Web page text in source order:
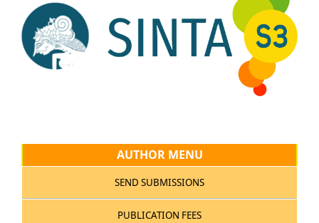
AUTHOR MENU
SEND SUBMISSIONS
PUBLICATION FEES